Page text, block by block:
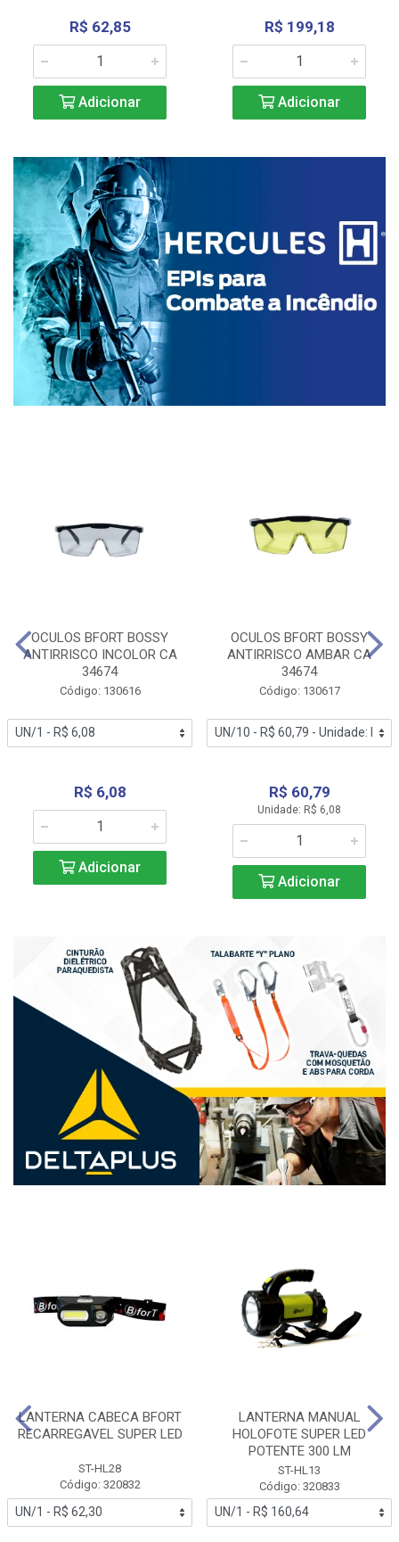
R$ 62,85
Adicionar
R$ 199,18
Adicionar
OCULOS BFORT BOSSY
ANTIRRISCO INCOLOR CA
34674
Código: 130616
R$ 6,08
Adicionar
OCULOS BFORT BOSSY
ANTIRRISCO AMBAR CA
34674
Código: 130617
R$ 60,79
Unidade: R$ 6,08
Adicionar
LANTERNA CABECA BFORT
RECARREGAVEL SUPER LED
ST-HL28
Código: 320832
LANTERNA MANUAL
HOLOFOTE SUPER LED
POTENTE 300 LM
ST-HL13
Código: 320833